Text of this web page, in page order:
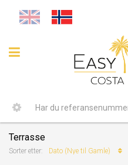
Terrasse
Sorter etter: Dato (Nye til Gamle)